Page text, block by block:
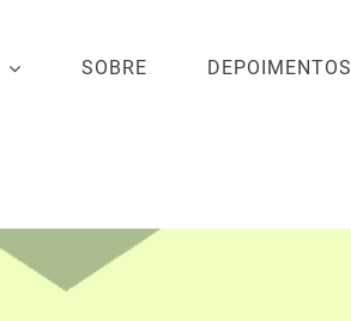
SOBRE DEPOIMENTOS